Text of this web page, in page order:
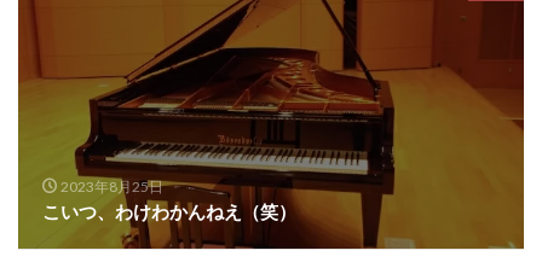
2023年8月25日
こいつ、わけわかんねえ（笑）